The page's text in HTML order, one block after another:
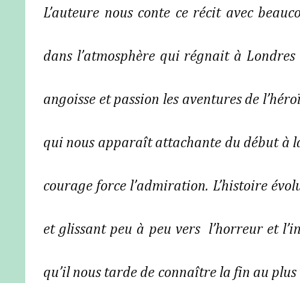
L’auteure nous conte ce récit avec
dans l’atmosphère qui régnait à
angoisse et passion les aventures de
qui nous apparaît attachante du début à
courage force l’admiration. L’histoire
et glissant peu à peu vers l’horreur et
qu’il nous tarde de connaître la fin au